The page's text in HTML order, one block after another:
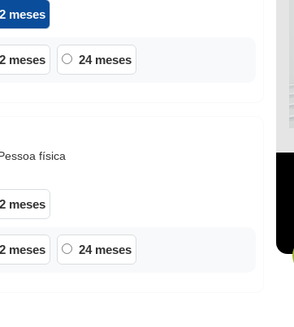
meses
meses 24 meses
física
meses
meses 24 meses